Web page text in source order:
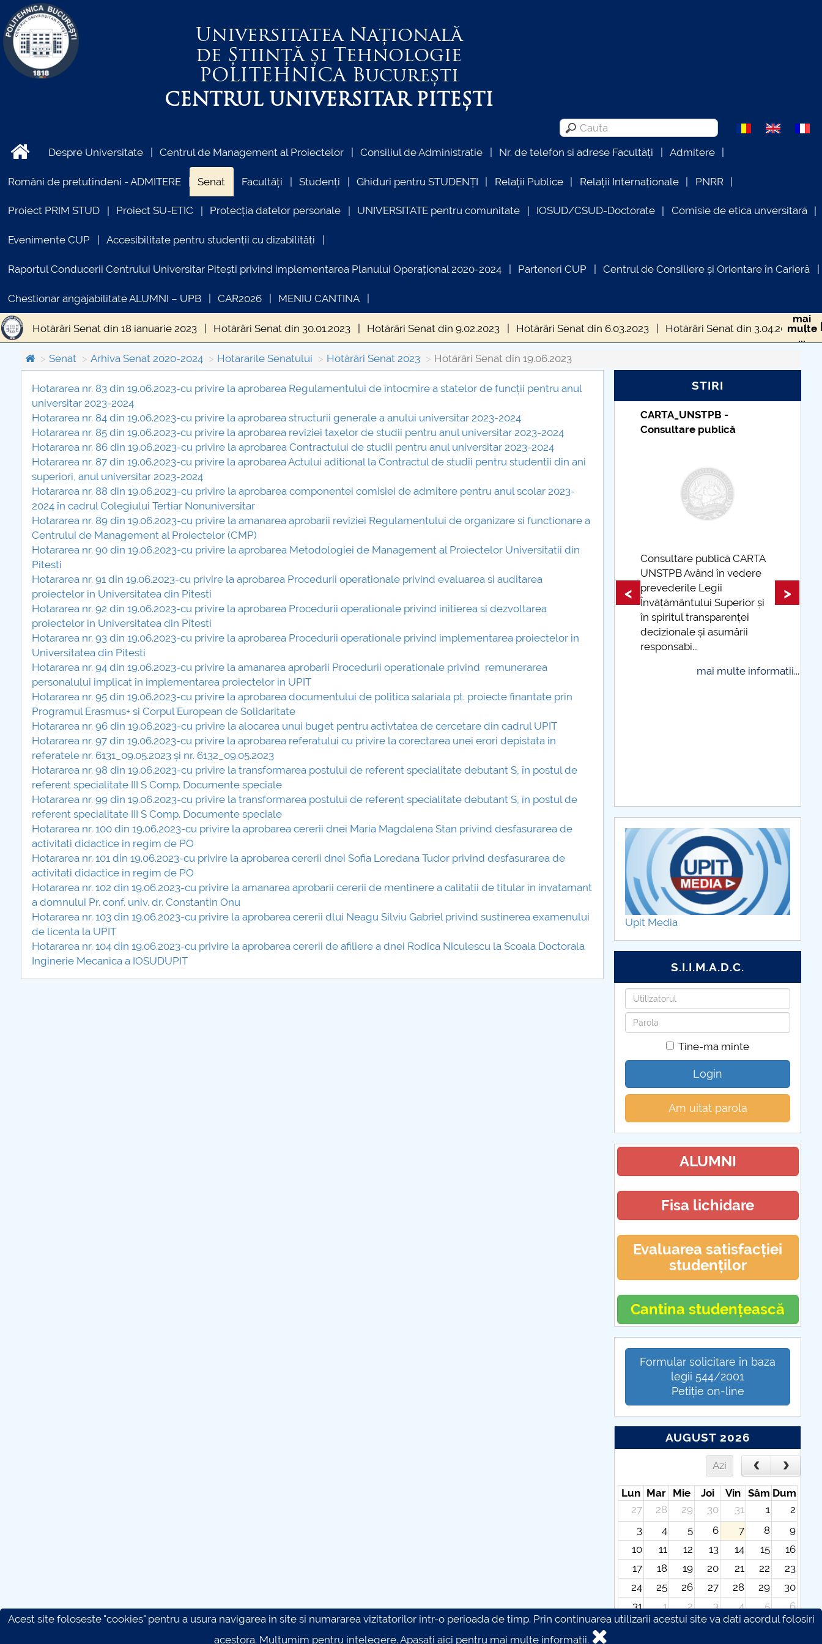
Universitatea Națională
de Știință și Tehnologie
POLITEHNICABucurești
CENTRUL UNIVERSITAR PITEȘTI
Despre Universitate Centrul de Management al Proiectelor Consiliul de Administratie Nr. de telefon si adrese Facultăți Admitere
Români de pretutindeni - ADMITERE Senat Facultăți Studenți Ghiduri pentru STUDENȚI Relații Publice Relații Internaționale PNRR
Proiect PRIM STUD Proiect SU-ETIC Protecția datelor personale UNIVERSITATE pentru comunitate IOSUD/CSUD-Doctorate Comisie de etica unversitară
Evenimente CUP Accesibilitate pentru studenții cu dizabilități
Raportul Conducerii Centrului Universitar Pitești privind implementarea Planului Operațional 2020-2024 Parteneri CUP Centrul de Consiliere și Orientare în Carieră
Chestionar angajabilitate ALUMNI – UPB CAR2026 MENIU CANTINA
Hotărâri Senat din 18 ianuarie 2023 Hotărâri Senat din 30.01.2023 Hotărâri Senat din 9.02.2023 Hotărâri Senat din 6.03.2023 Hotărâri Senat din 3.04.2023
Hotărâri Senat din 8.05.2023 Hotărâri Senat din 29.05. 2023 Hotărâri Senat din 19.06.2023 Hotărâri Senat UNSTPB din 14.07.2023
Hotărâri Senat UNSTPB din 29.08.2023 Hotărâri Senat UNSTPB din 4 septembrie 2023 Hotărâri Senat UNSTPB din 6 septembrie 2023
Hotărâri Senat UNSTPB din 8 septembrie 2023 Hotărâri Senat UNSTPB din 21 septembrie 2023 Hotărâri Senat UNSTPB din 28 septembrie 2023
Hotărâri Senat UNSTPB din 3 octombrie 2023 Hotărâri Senat UNSTPB din 19 octombrie 2023 Hotărâri Senat UNSTPB din 26 octombrie 2023
Hotărâri Senat UNSTPB din 10 noiembrie 2023 Hotărâri Senat UNSTPB din 4 decembrie 2023
Hotărâri Senat UNSTPB din 7 decembrie 2023 Hotărâri Senat UNSTPB din 21 decembrie 2023
mai
multe
...
Senat
Arhiva Senat 2020-2024 Hotararile Senatului Hotărâri Senat 2023 Hotărâri Senat din 19.06.2023
Hotararea nr. 83 din 19.06.2023-cu privire la aprobarea Regulamentului de întocmire a statelor de funcții pentru anul
universitar 2023-2024
Hotararea nr. 84 din 19.06.2023-cu privire la aprobarea structurii generale a anului universitar 2023-2024
Hotararea nr. 85 din 19.06.2023-cu privire la aprobarea reviziei taxelor de studii pentru anul universitar 2023-2024
Hotararea nr. 86 din 19.06.2023-cu privire la aprobarea Contractului de studii pentru anul universitar 2023-2024
Hotararea nr. 87 din 19.06.2023-cu privire la aprobarea Actului aditional la Contractul de studii pentru studentii din ani
superiori, anul universitar 2023-2024
Hotararea nr. 88 din 19.06.2023-cu privire la aprobarea componentei comisiei de admitere pentru anul scolar 2023-
2024 în cadrul Colegiului Tertiar Nonuniversitar
Hotararea nr. 89 din 19.06.2023-cu privire la amanarea aprobarii reviziei Regulamentului de organizare si functionare a
Centrului de Management al Proiectelor (CMP)
Hotararea nr. 90 din 19.06.2023-cu privire la aprobarea Metodologiei de Management al Proiectelor Universitatii din
Pitesti
Hotararea nr. 91 din 19.06.2023-cu privire la aprobarea Procedurii operationale privind evaluarea si auditarea
proiectelor in Universitatea din Pitesti
Hotararea nr. 92 din 19.06.2023-cu privire la aprobarea Procedurii operationale privind initierea si dezvoltarea
proiectelor in Universitatea din Pitesti
Hotararea nr. 93 din 19.06.2023-cu privire la aprobarea Procedurii operationale privind implementarea proiectelor in
Universitatea din Pitesti
Hotararea nr. 94 din 19.06.2023-cu privire la amanarea aprobarii Procedurii operationale privind remunerarea
personalului implicat în implementarea proiectelor in UPIT
Hotararea nr. 95 din 19.06.2023-cu privire la aprobarea documentului de politica salariala pt. proiecte finantate prin
Programul Erasmus+ si Corpul European de Solidaritate
Hotararea nr. 96 din 19.06.2023-cu privire la alocarea unui buget pentru activtatea de cercetare din cadrul UPIT
Hotararea nr. 97 din 19.06.2023-cu privire la aprobarea referatului cu privire la corectarea unei erori depistata in
referatele nr. 6131_09.05.2023 și nr. 6132_09.05.2023
Hotararea nr. 98 din 19.06.2023-cu privire la transformarea postului de referent specialitate debutant S, în postul de
referent specialitate III S Comp. Documente speciale
Hotararea nr. 99 din 19.06.2023-cu privire la transformarea postului de referent specialitate debutant S, în postul de
referent specialitate III S Comp. Documente speciale
Hotararea nr. 100 din 19.06.2023-cu privire la aprobarea cererii dnei Maria Magdalena Stan privind desfasurarea de
activitati didactice in regim de PO
Hotararea nr. 101 din 19.06.2023-cu privire la aprobarea cererii dnei Sofia Loredana Tudor privind desfasurarea de
activitati didactice in regim de PO
Hotararea nr. 102 din 19.06.2023-cu privire la amanarea aprobarii cererii de mentinere a calitatii de titular în invatamant
a domnului Pr. conf. univ. dr. Constantin Onu
Hotararea nr. 103 din 19.06.2023-cu privire la aprobarea cererii dlui Neagu Silviu Gabriel privind sustinerea examenului
de licenta la UPIT
Hotararea nr. 104 din 19.06.2023-cu privire la aprobarea cererii de afiliere a dnei Rodica Niculescu la Scoala Doctorala
Inginerie Mecanica a IOSUDUPIT
STIRI
COMUNICAT DE PRESA
PRIMSTUD 26.03.2026
COMUNICAT Eveniment de
informare și promovare a
ofertei educaționale
universitare la Colegiul
Teoretic „Ion Cantacuzino”
Piteşti 26.03.2026
COMUNICAT Eveniment de
informare �...
mai multe informatii...
INFORMATII ACTE STUDII
mai multe informatii...
CARTA_UNSTPB -
Consultare publică
UNSTPB Având în vedere
Învățământului Superior și
decizionale și asumării
responsabi...
Taxe de școlarizare
indexate – Centrul
Taxe de școlarizare
indexate Taxele se pot plăti
și cu cardul
mai multe
< >
Upit Media
S.I.I.M.A.D.C.
Utilizatorul
Parola
Tine-ma minte
Login
Am uitat parola
ALUMNI
Fisa lichidare
Evaluarea satisfacției
studenților
Cantina studențească
Formular solicitare în baza
legii 544/2001
Petiție on-line
AUGUST 2026
Azi
Lun Mar Mie Joi Vin Sâm Dum
27
28 29 30 31 1
2
3
4 5 6 7 8
9
10
11 12 13 14 15
16
17
18 19 20 21 22
23
24
25 26 27 28 29
30
31
1 2 3 4 5
6
Acest site foloseste "cookies" pentru a usura navigarea in site si numararea vizitatorilor intr-o perioada de timp. Prin continuarea utilizarii acestui site va dati acordul folosiri
acestora. Multumim pentru intelegere.Apasati aici pentru mai multe informatii.